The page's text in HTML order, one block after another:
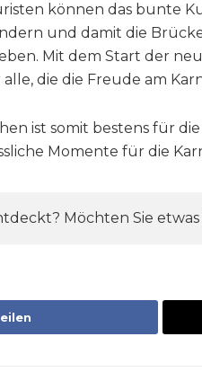
können das bunte
und damit die
Mit dem Start der
die die Freude am
ist somit bestens für
Momente für die
Möchten Sie etwas